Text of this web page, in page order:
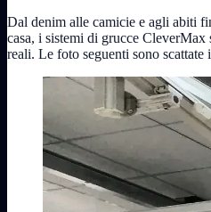
Dal denim alle camicie e agli abiti
casa, i sistemi di grucce
reali. Le foto seguenti sono scattate